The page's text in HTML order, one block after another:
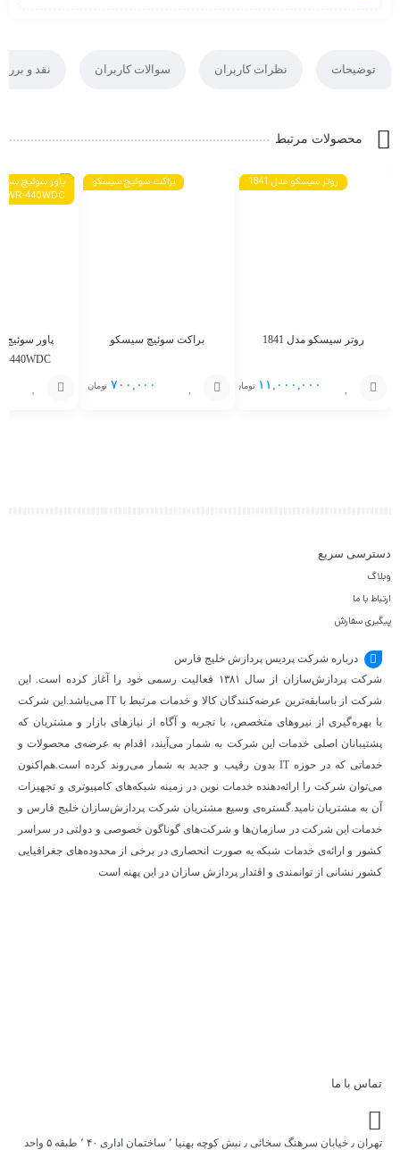
توضیحات نظرات کاربران سوالات کاربران نقد و
محصولات مرتبط
روتر سیسکو مدل 1841
روتر سیسکو مدل 1841
۱۱,۰۰۰,۰۰۰ تومان
براکت سوئیچ سیسکو
براکت سوئیچ سیسکو
۷۰۰,۰۰۰ تومان
PWR-440WDC
پاور
440WDC
دسترسی سریع
وبلاگ
ارتباط با ما
پیگیری سفارش
درباره شرکت پردیس پردازش خلیج فارس
شرکت پردازش‌سازان از سال ۱۳۸۱ فعالیت رسمی خود را آغاز کرده است. این
شرکت از باسابقه‌ترین عرضه‌کنندگان کالا و خدمات مرتبط با IT می‌باشد.این شرکت
با بهره‌گیری از نیروهای متخصص، با تجربه و آگاه از نیازهای بازار و مشتریان که
پشتیبانان اصلی خدمات این شرکت به شمار می‌آیند، اقدام به عرضه‌‌ی محصولات و
خدماتی که در حوزه IT بدون رقیب و جدید به شمار می‌روند کرده است.هم‌اکنون
می‌توان شرکت را ارائه‌دهنده خدمات نوین در زمینه شبکه‌های کامپیوتری و تجهیزات
آن به مشتریان نامید.گستره‌ی وسیع مشتریان شرکت پردازش‌سازان خلیج فارس و
خدمات این شرکت در سازمان‌ها و شرکت‌های گوناگون خصوصی و دولتی در سراسر
کشور و ارائه‌ی خدمات شبکه یه صورت انحصاری در برخی از محدوده‌های جغرافیایی
کشور نشانی از توانمندی و اقتدار پردازش سازان در این پهنه است
تماس با ما
تهران ٫ خیابان سرهنگ سخائی ٫ نبش کوچه بهنیا ٬ ساختمان اداری ۴۰ ٬ طبقه ۵ واحد